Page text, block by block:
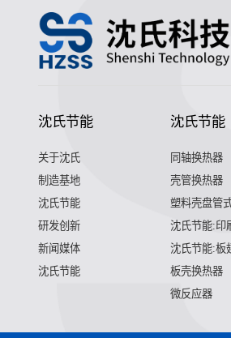
沈氏节能
关于沈氏
制造基地
沈氏节能
研发创新
新闻媒体
沈氏节能
沈氏节能
同轴换热器
壳管换热器
塑料壳盘管
沈氏节能:印
沈氏节能:板
板壳换热器
微反应器